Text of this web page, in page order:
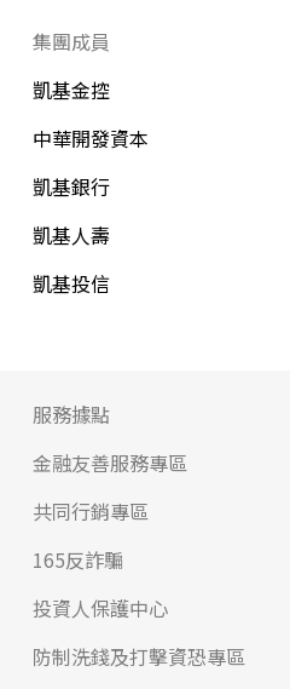
09:00-16:00
10547台北市松山區
在Google上查看
敦北
(02)2740-1166
在Google上查看
松山
(02)2753-4567
09:00-16:00
10566台北市松山區
集團成員
凱基金控
中華開發資本
凱基銀行
凱基人壽
凱基投信
服務據點
金融友善服務專區
共同行銷專區
165反詐騙
投資人保護中心
防制洗錢及打擊資恐專區